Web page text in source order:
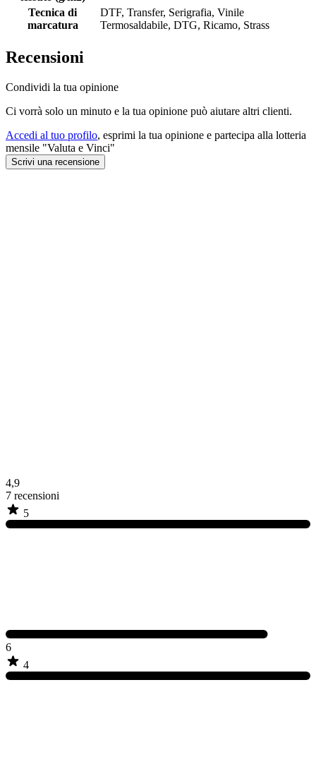
Tecnica di
marcatura
DTF, Transfer, Serigrafia, Vinile
Termosaldabile, DTG, Ricamo, Strass
Recensioni
Condividi la tua opinione
Ci vorrà solo un minuto e la tua opinione può aiutare altri clienti.
Accedi al tuo profilo, esprimi la tua opinione e partecipa alla lotteria
mensile "Valuta e Vinci"
Scrivi una recensione
4,9
7 recensioni
5
6
4